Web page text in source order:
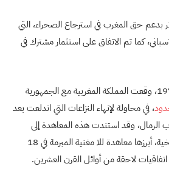
بدعم حق المغرب في استرجاع الصحراء، التي
كما تم الاتفاق على استثمار مشترك في
في منتصف يونيو/حزيران 1972، وقعت المملكة المغربية مع الجمهورية
، في محاولة لإنهاء النزاعات التي اندلعت بعد
وقد استندت هذه المعاهدة إلى
مجموعة من النصوص التاريخية، أبرزها معاهدة للا مغنية المبرمة في 18